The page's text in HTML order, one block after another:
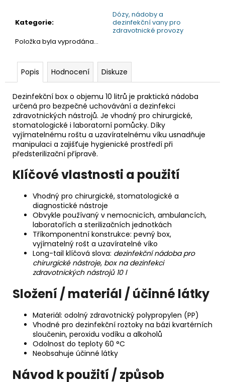
Kategorie:
Dózy, nádoby a
dezinfekční vany pro
zdravotnické provozy
Položka byla vyprodána…
Popis Hodnocení Diskuze
Dezinfekční box o objemu 10 litrů je praktická nádoba
určená pro bezpečné uchovávání a dezinfekci
zdravotnických nástrojů. Je vhodný pro chirurgické,
stomatologické i laboratorní pomůcky. Díky
vyjímatelnému roštu a uzavíratelnému víku usnadňuje
manipulaci a zajišťuje hygienické prostředí při
předsterilizační přípravě.
Klíčové vlastnosti a použití
Vhodný pro chirurgické, stomatologické a
diagnostické nástroje
Obvykle používaný v nemocnicích, ambulancích,
laboratořích a sterilizačních jednotkách
Tříkomponentní konstrukce: pevný box,
vyjímatelný rošt a uzavíratelné víko
Long-tail klíčová slova: dezinfekční nádoba pro
chirurgické nástroje, box na dezinfekci
zdravotnických nástrojů 10 l
Složení / materiál / účinné látky
Materiál: odolný zdravotnický polypropylen (PP)
Vhodné pro dezinfekční roztoky na bázi kvartérních
sloučenin, peroxidu vodíku a alkoholů
Odolnost do teploty 60 °C
Neobsahuje účinné látky
Návod k použití / způsob